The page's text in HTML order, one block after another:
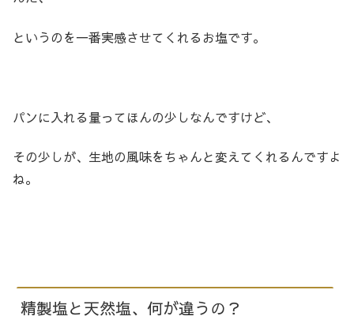
というのを一番実感させてくれるお塩です。
パンに入れる量ってほんの少しなんですけど、
その少しが、生地の風味をちゃんと変えてくれるんですよ
ね。
精製塩と天然塩、何が違うの？